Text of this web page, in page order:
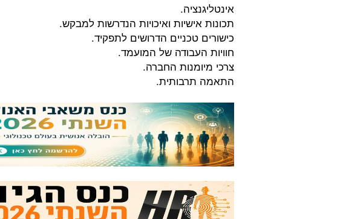
אינטליגנציה.
תכונות אישיות ואיכויות הנדרשות למבקש.
כישורים טכניים הדרושים לתפקיד.
חוויות העבודה של המועמד.
צרכי מיומנות החברה.
התאמה תרבותית.